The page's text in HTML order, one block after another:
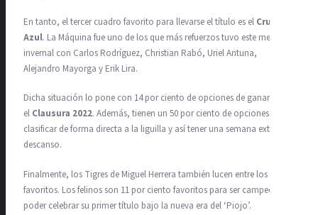
En tanto, el tercer cuadro favorito para llevarse el título es el Cruz
Azul. La Máquina fue uno de los que más refuerzos tuvo este mercado
invernal con Carlos Rodríguez, Christian Rabó, Uriel Antuna,
Alejandro Mayorga y Erik Lira.
Dicha situación lo pone con 14 por ciento de opciones de ganar
el Clausura 2022. Además, tienen un 50 por ciento de opciones de
clasificar de forma directa a la liguilla y así tener una semana extra de
descanso.
Finalmente, los Tigres de Miguel Herrera también lucen entre los
favoritos. Los felinos son 11 por ciento favoritos para ser campeones y
poder celebrar su primer título bajo la nueva era del ‘Piojo’.